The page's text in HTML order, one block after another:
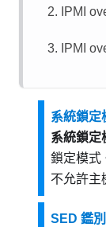
IPMI
IPMI
系統鎖定
系統鎖定
鎖定模式
不允許主
SED 鑑